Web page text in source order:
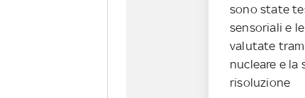
sono state
sensoriali e
valutate
nucleare e la
risoluzione